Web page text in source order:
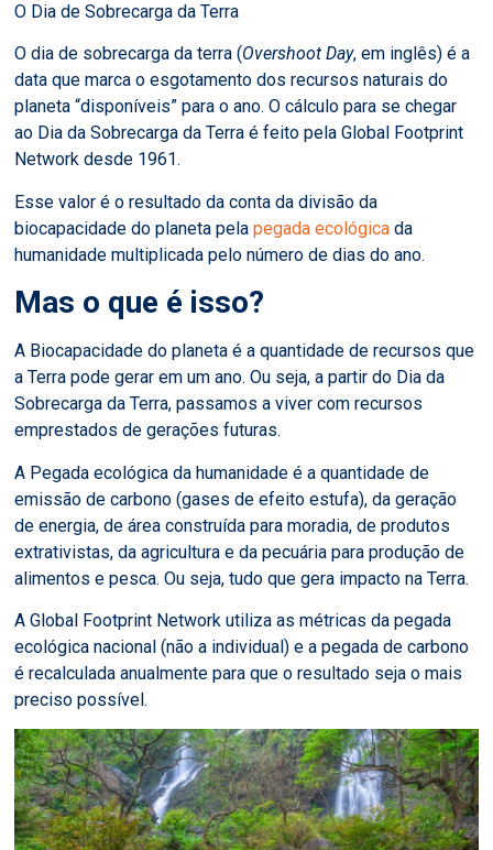
O Dia de Sobrecarga da Terra
O dia de sobrecarga da terra (Overshoot Day, em inglês) é a
data que marca o esgotamento dos recursos naturais do
planeta “disponíveis” para o ano. O cálculo para se chegar
ao Dia da Sobrecarga da Terra é feito pela Global Footprint
Network desde 1961.
Esse valor é o resultado da conta da divisão da
biocapacidade do planeta pelapegada ecológica da
humanidade multiplicada pelo número de dias do ano.
Mas o que é isso?
A Biocapacidade do planeta é a quantidade de recursos que
a Terra pode gerar em um ano. Ou seja, a partir do Dia da
Sobrecarga da Terra, passamos a viver com recursos
emprestados de gerações futuras.
A Pegada ecológica da humanidade é a quantidade de
emissão de carbono (gases de efeito estufa), da geração
de energia, de área construída para moradia, de produtos
extrativistas, da agricultura e da pecuária para produção de
alimentos e pesca. Ou seja, tudo que gera impacto na Terra.
A Global Footprint Network utiliza as métricas da pegada
ecológica nacional (não a individual) e a pegada de carbono
é recalculada anualmente para que o resultado seja o mais
preciso possível.